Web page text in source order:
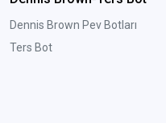
Dennis Brown Pev Botları
Ters Bot